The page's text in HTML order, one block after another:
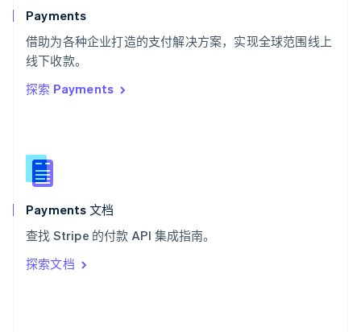
Payments
借助为各种企业打造的支付解决方案，实现全球范围线上
线下收款。
探索 Payments
Payments 文档
查找 Stripe 的付款 API 集成指南。
探索文档
泰国
ไทยEnglish
希腊
English
西班牙
新西兰
English
匈牙利
English
ItalianoEnglish
印度
English